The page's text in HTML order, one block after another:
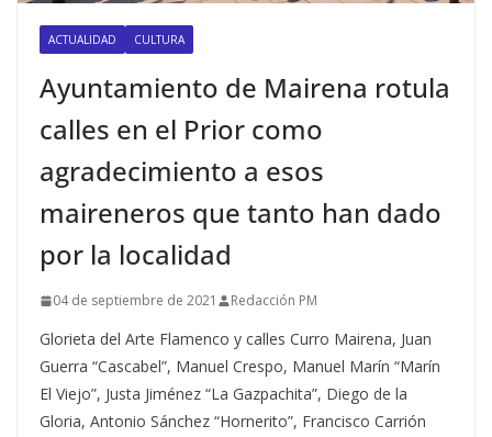
ACTUALIDAD CULTURA
Ayuntamiento de Mairena rotula
calles en el Prior como
agradecimiento a esos
maireneros que tanto han dado
por la localidad
04 de septiembre de 2021 Redacción PM
Glorieta del Arte Flamenco y calles Curro Mairena, Juan
Guerra “Cascabel”, Manuel Crespo, Manuel Marín “Marín
El Viejo”, Justa Jiménez “La Gazpachita”, Diego de la
Gloria, Antonio Sánchez “Hornerito”, Francisco Carrión